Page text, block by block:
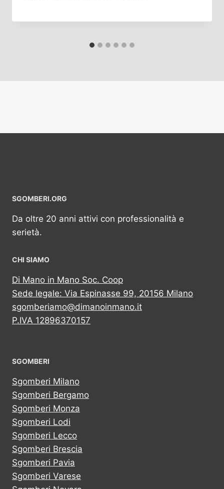
SGOMBERI.ORG
Da oltre 20 anni attivi con professionalità e
serietà.
CHI SIAMO
Di Mano in Mano Soc. Coop
Sede legale: Via Espinasse 99, 20156 Milano
sgomberiamo@dimanoinmano.it
P.IVA 12896370157
SGOMBERI
Sgomberi Milano
Sgomberi Bergamo
Sgomberi Monza
Sgomberi Lodi
Sgomberi Lecco
Sgomberi Brescia
Sgomberi Pavia
Sgomberi Varese